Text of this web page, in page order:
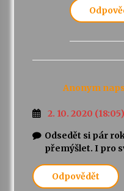
Anonym
2. 10. 2020 (18:05)
Odsedět si pár
přemýšlet. I pro
Odpovědět